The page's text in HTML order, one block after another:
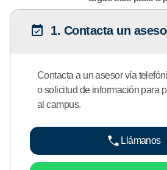
1. Contacta un
Contacta a un asesor vía
o solicitud de información para
al campus.
Llámanos